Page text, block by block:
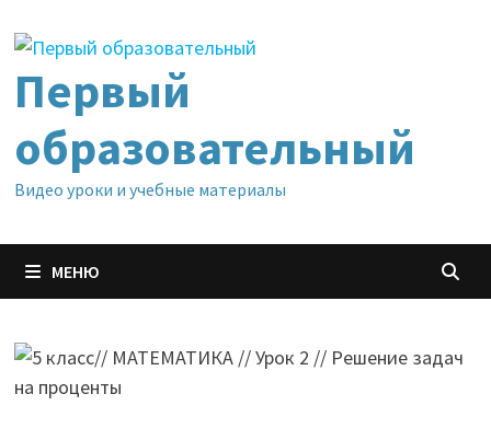
содержимому
Первый
образовательный
Видео уроки и учебные материалы
МЕНЮ